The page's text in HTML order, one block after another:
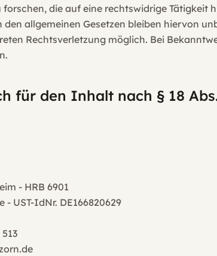
die auf eine rechtswidrige
allgemeinen Gesetzen bleiben hiervon
Rechtsverletzung möglich. Bei
für den Inhalt nach § 18
- HRB 6901
UST-IdNr. DE166820629